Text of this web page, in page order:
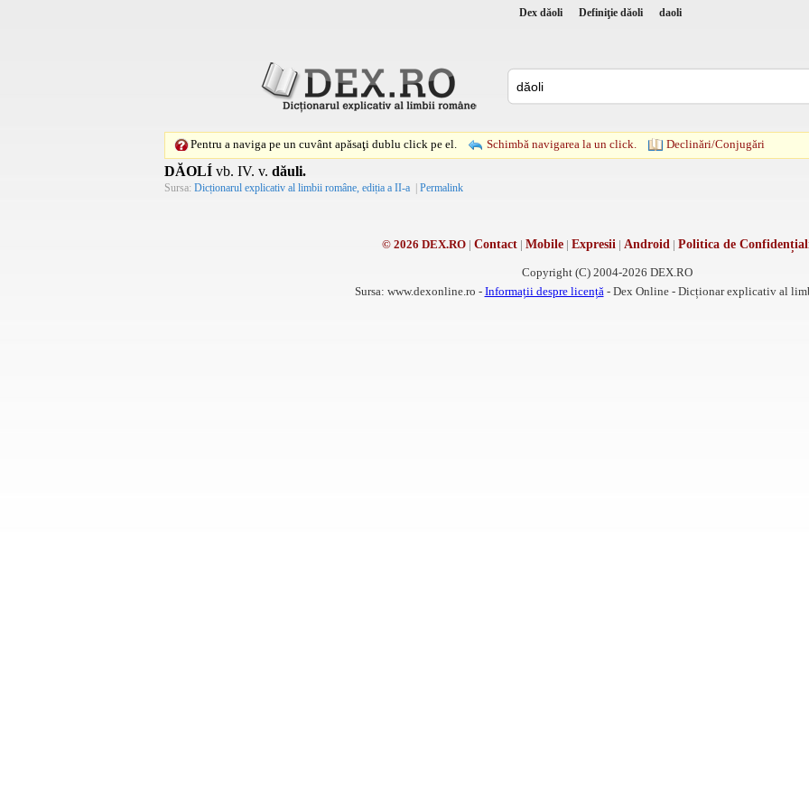
Dex dăoli Definiţie dăoli daoli
Pentru a naviga pe un cuvânt apăsaţi dublu click pe el. Schimbă navigarea la un click. Declinări/Conjugări
DĂOLÍ vb. IV. v. dăuli.
Sursa: Dicționarul explicativ al limbii române, ediția a II-a | Permalink
© 2026 DEX.RO| Contact| Mobile| Expresii | Android | Politica de
Copyright (C) 2004-2026 DEX.RO
Sursa: www.dexonline.ro - Informații despre licență - Dex Online - Dicționar explicativ al